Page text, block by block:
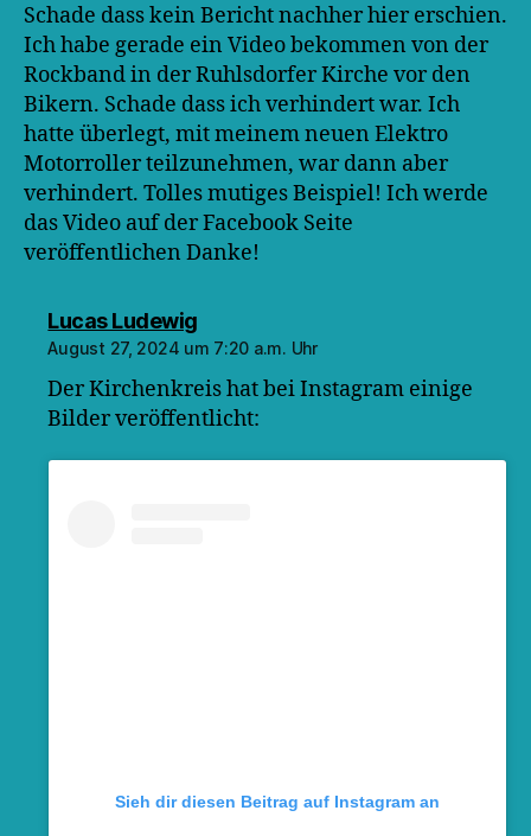
Schade dass kein Bericht nachher hier erschien.
Ich habe gerade ein Video bekommen von der
Rockband in der Ruhlsdorfer Kirche vor den
Bikern. Schade dass ich verhindert war. Ich
hatte überlegt, mit meinem neuen Elektro
Motorroller teilzunehmen, war dann aber
verhindert. Tolles mutiges Beispiel! Ich werde
das Video auf der Facebook Seite
veröffentlichen Danke!
Lucas Ludewigsagt:
August 27, 2024 um 7:20 a.m. Uhr
Der Kirchenkreis hat bei Instagram einige
Bilder veröffentlicht:
Sieh dir diesen Beitrag auf Instagram an